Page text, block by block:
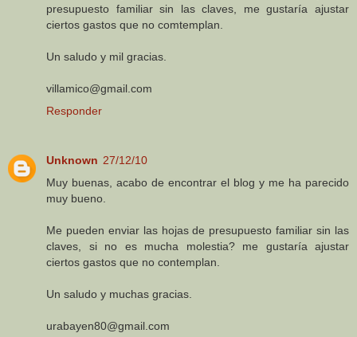
presupuesto familiar sin las claves, me gustaría ajustar
ciertos gastos que no comtemplan.
Un saludo y mil gracias.
villamico@gmail.com
Responder
Unknown 27/12/10
Muy buenas, acabo de encontrar el blog y me ha parecido
muy bueno.
Me pueden enviar las hojas de presupuesto familiar sin las
claves, si no es mucha molestia? me gustaría ajustar
ciertos gastos que no contemplan.
Un saludo y muchas gracias.
urabayen80@gmail.com